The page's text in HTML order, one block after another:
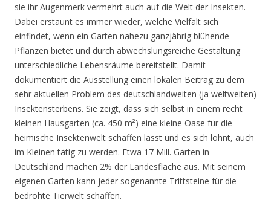
sie ihr Augenmerk vermehrt auch auf die Welt der Insekten.
Dabei erstaunt es immer wieder, welche Vielfalt sich
einfindet, wenn ein Garten nahezu ganzjährig blühende
Pflanzen bietet und durch abwechslungsreiche Gestaltung
unterschiedliche Lebensräume bereitstellt. Damit
dokumentiert die Ausstellung einen lokalen Beitrag zu dem
sehr aktuellen Problem des deutschlandweiten (ja weltweiten)
Insektensterbens. Sie zeigt, dass sich selbst in einem recht
kleinen Hausgarten (ca. 450 m²) eine kleine Oase für die
heimische Insektenwelt schaffen lässt und es sich lohnt, auch
im Kleinen tätig zu werden. Etwa 17 Mill. Gärten in
Deutschland machen 2% der Landesfläche aus. Mit seinem
eigenen Garten kann jeder sogenannte Trittsteine für die
bedrohte Tierwelt schaffen.